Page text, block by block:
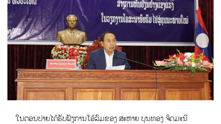
ໃນຕອນບ່າຍໄດ້ຮັບຟັງການໂອ້ລົມຂອງ ສະຫາຍ ບຸນທອງ ຈິດມະນີ